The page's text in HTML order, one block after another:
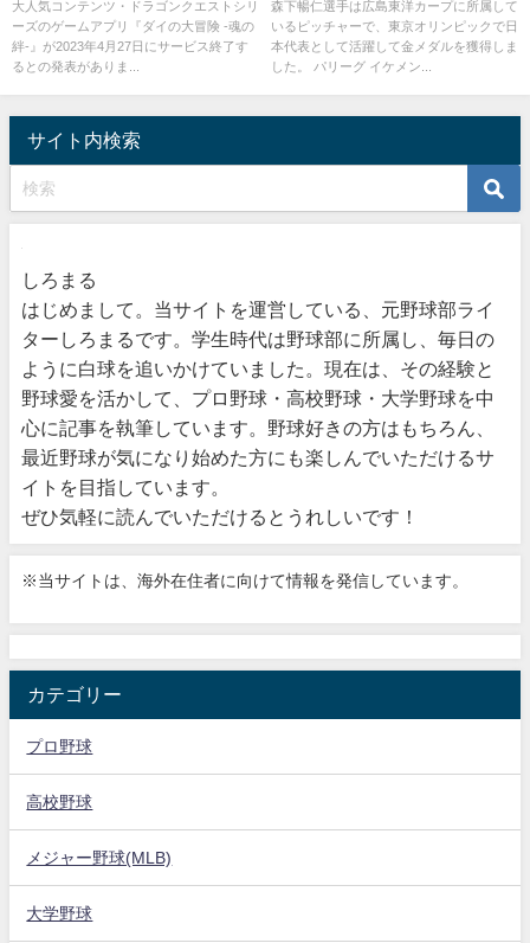
大人気コンテンツ・ドラゴンクエストシリ
ーズのゲームアプリ『ダイの大冒険 -魂の
絆-』が2023年4月27日にサービス終了す
るとの発表がありま...
森下暢仁選手は広島東洋カープに所属して
いるピッチャーで、東京オリンピックで日
本代表として活躍して金メダルを獲得しま
した。 パリーグ イケメン...
サイト内検索
しろまる
はじめまして。当サイトを運営している、元野球部ライ
ターしろまるです。学生時代は野球部に所属し、毎日の
ように白球を追いかけていました。現在は、その経験と
野球愛を活かして、プロ野球・高校野球・大学野球を中
心に記事を執筆しています。野球好きの方はもちろん、
最近野球が気になり始めた方にも楽しんでいただけるサ
イトを目指しています。
ぜひ気軽に読んでいただけるとうれしいです！
※当サイトは、海外在住者に向けて情報を発信しています。
カテゴリー
プロ野球
高校野球
メジャー野球(MLB)
大学野球